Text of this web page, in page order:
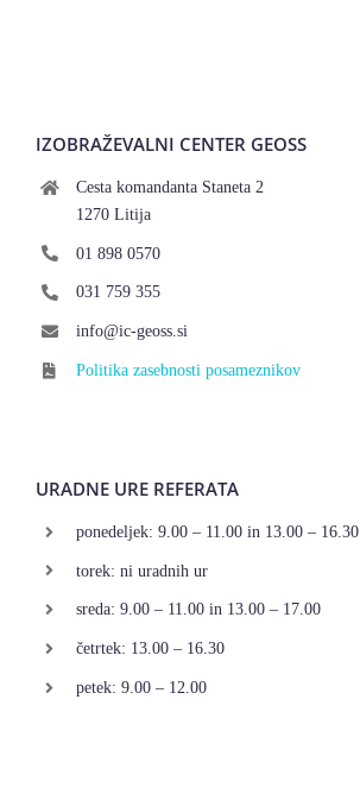
IZOBRAŽEVALNI CENTER GEOSS
Cesta komandanta Staneta 2
1270 Litija
01 898 0570
031 759 355
info@ic-geoss.si
Politika zasebnosti posameznikov
URADNE URE REFERATA
ponedeljek: 9.00 – 11.00 in 13.00 – 16.30
torek: ni uradnih ur
sreda: 9.00 – 11.00 in 13.00 – 17.00
četrtek: 13.00 – 16.30
petek: 9.00 – 12.00